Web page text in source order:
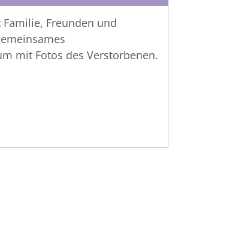
Freunden und
mit Fotos des Verstorbenen.